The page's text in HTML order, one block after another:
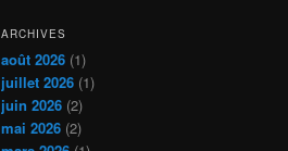
ARCHIVES
août 2026 (1)
juillet 2026 (1)
juin 2026 (2)
mai 2026 (2)